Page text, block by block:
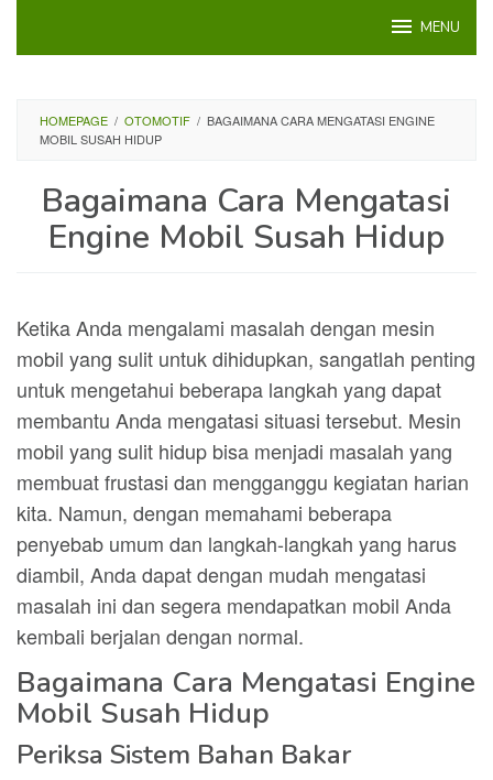
MENU
HOMEPAGE / OTOMOTIF / BAGAIMANA CARA MENGATASI ENGINE
MOBIL SUSAH HIDUP
Bagaimana Cara Mengatasi
Engine Mobil Susah Hidup
Ketika Anda mengalami masalah dengan mesin
mobil yang sulit untuk dihidupkan, sangatlah penting
untuk mengetahui beberapa langkah yang dapat
membantu Anda mengatasi situasi tersebut. Mesin
mobil yang sulit hidup bisa menjadi masalah yang
membuat frustasi dan mengganggu kegiatan harian
kita. Namun, dengan memahami beberapa
penyebab umum dan langkah-langkah yang harus
diambil, Anda dapat dengan mudah mengatasi
masalah ini dan segera mendapatkan mobil Anda
kembali berjalan dengan normal.
Bagaimana Cara Mengatasi Engine
Mobil Susah Hidup
Periksa Sistem Bahan Bakar